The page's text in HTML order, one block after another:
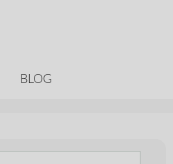
BLOG